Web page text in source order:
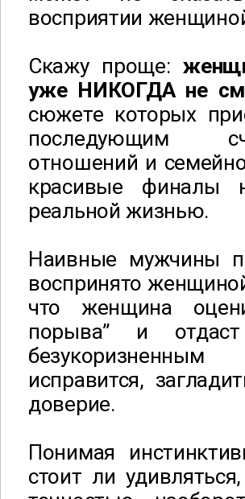
восприятии
Скажу проще:
уже НИКОГДА не
сюжете которых
последующим
отношений и
красивые финалы
реальной жизнью.
Наивные мужчины
воспринято
что женщина
порыва” и
исправится,
доверие.
Понимая
стоит ли